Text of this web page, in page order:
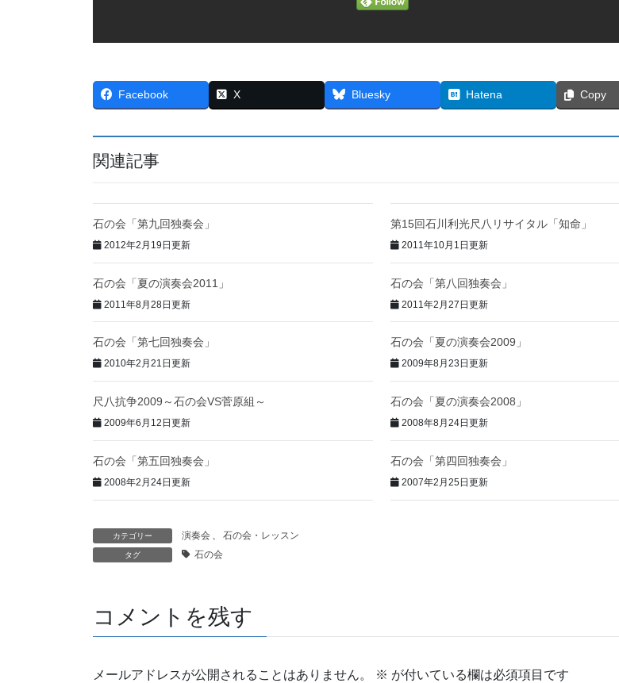
Facebook X Bluesky Hatena Copy
関連記事
石の会「第九回独奏会」
2012年2月19日更新
第15回石川利光尺八リサイタル「知命」
2011年10月1日更新
石の会「夏の演奏会2011」
2011年8月28日更新
石の会「第八回独奏会」
2011年2月27日更新
石の会「第七回独奏会」
2010年2月21日更新
石の会「夏の演奏会2009」
2009年8月23日更新
尺八抗争2009～石の会VS菅原組～
2009年6月12日更新
石の会「夏の演奏会2008」
2008年8月24日更新
石の会「第五回独奏会」
2008年2月24日更新
石の会「第四回独奏会」
2007年2月25日更新
カテゴリー 演奏会 石の会・レッスン
タグ 石の会
コメントを残す
メールアドレスが公開されることはありません。 ※ が付いている欄は必須項目です